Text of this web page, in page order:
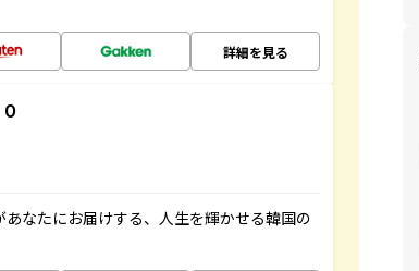
詳細を見る
なたにお届けする、人生を輝かせる韓国の